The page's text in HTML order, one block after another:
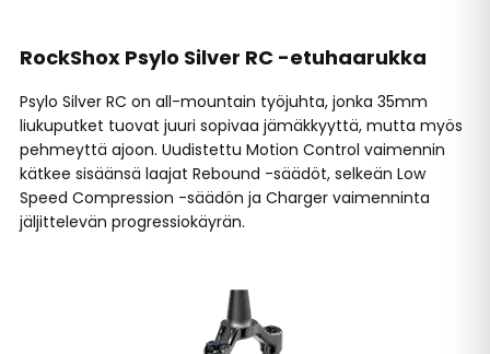
RockShox Psylo Silver RC -etuhaarukka
Psylo Silver RC on all-mountain työjuhta, jonka 35mm
liukuputket tuovat juuri sopivaa jämäkkyyttä, mutta myös
pehmeyttä ajoon. Uudistettu Motion Control vaimennin
kätkee sisäänsä laajat Rebound -säädöt, selkeän Low
Speed Compression -säädön ja Charger vaimenninta
jäljittelevän progressiokäyrän.